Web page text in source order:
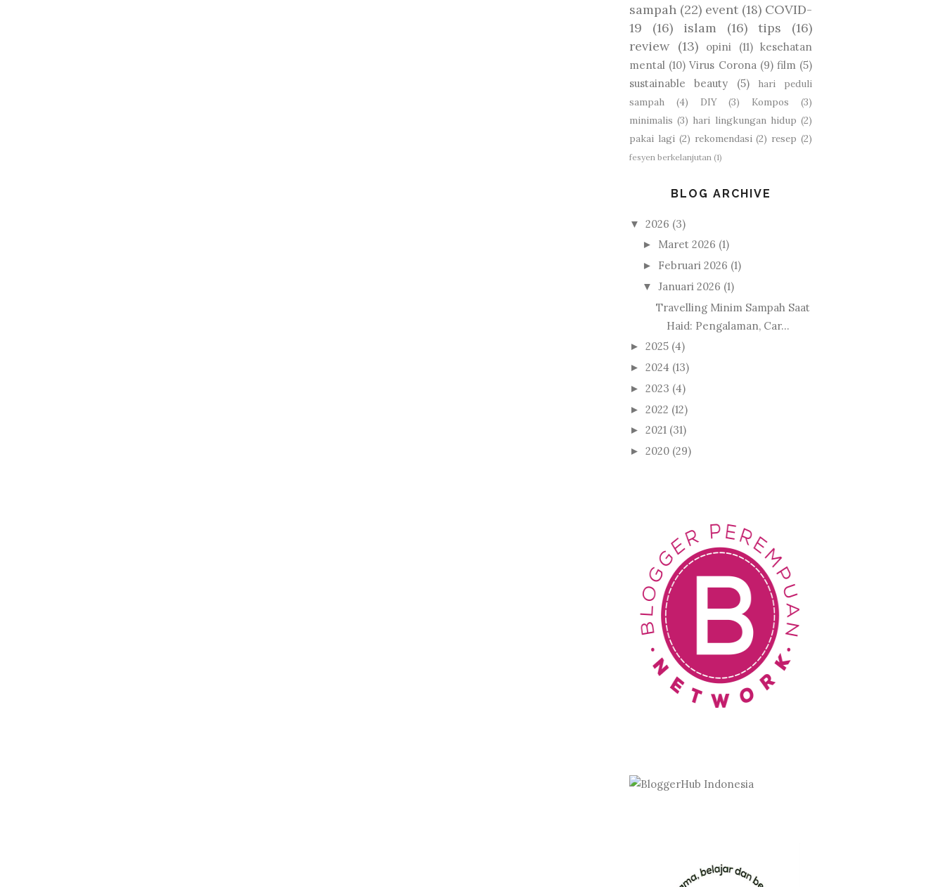
sampah (22) event (18) COVID-
19
(16) islam (16) tips
(16)
review (13) opini (11) kesehatan
mental (10) Virus Corona (9) film (5)
sustainable beauty
(5)
hari peduli
sampah
(4) DIY (3) Kompos
(3)
minimalis (3) hari lingkungan hidup (2)
pakai lagi (2) rekomendasi (2) resep (2)
fesyen berkelanjutan (1)
BLOG ARCHIVE
▼ 2026 (3)
► Maret 2026 (1)
► Februari 2026 (1)
▼ Januari 2026 (1)
Travelling Minim Sampah Saat
Haid: Pengalaman, Car...
► 2025 (4)
► 2024 (13)
► 2023 (4)
► 2022 (12)
► 2021 (31)
► 2020 (29)